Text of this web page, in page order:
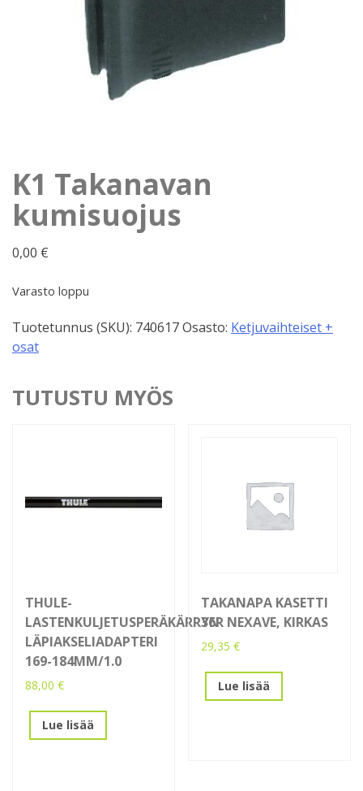
K1 Takanavan
kumisuojus
0,00 €
Varasto loppu
Tuotetunnus (SKU): 740617Osasto: Ketjuvaihteiset +
osat
TUTUSTU MYÖS
THULE-
LASTENKULJETUSPERÄKÄRRYN
LÄPIAKSELIADAPTERI
169-184MM/1.0
88,00 €
Lue lisää
TAKANAPA KASETTI
36R NEXAVE, KIRKAS
29,35€
Lue lisää